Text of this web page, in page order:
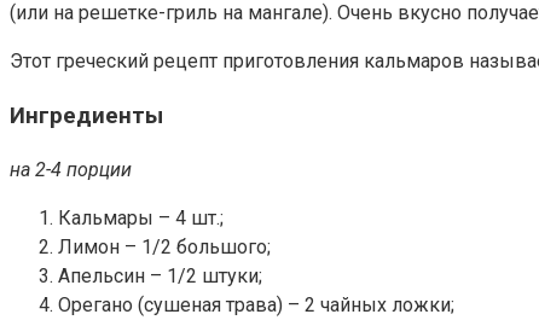
(или на решетке-гриль на мангале). Очень вкусно
Этот греческий рецепт приготовления кальмаров
Ингредиенты
на 2-4 порции
Кальмары – 4 шт.;
Лимон – 1/2 большого;
Апельсин – 1/2 штуки;
Орегано (сушеная трава) – 2 чайных ложки;